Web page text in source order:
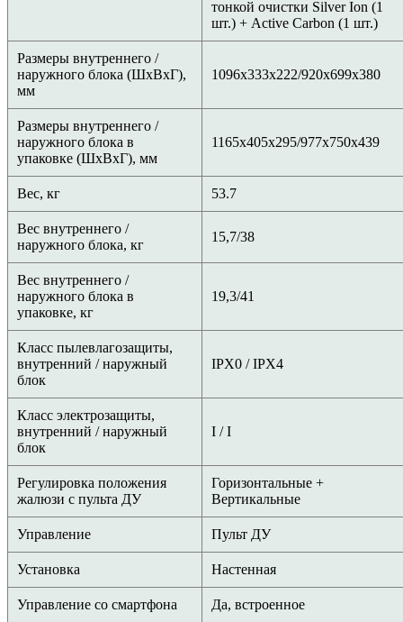
тонкой очистки Silver Ion (1
шт.) + Active Carbon (1 шт.)
Размеры внутреннего /
наружного блока (ШхВхГ),
мм
1096x333x222/920x699x380
Размеры внутреннего /
наружного блока в
упаковке (ШхВхГ), мм
1165x405x295/977x750x439
Вес, кг 53.7
Вес внутреннего /
наружного блока, кг
15,7/38
Вес внутреннего /
наружного блока в
упаковке, кг
19,3/41
Класс пылевлагозащиты,
внутренний / наружный
блок
IPX0 / IPX4
Класс электрозащиты,
внутренний / наружный
блок
I / I
Регулировка положения
жалюзи с пульта ДУ
Горизонтальные +
Вертикальные
Управление Пульт ДУ
Установка Настенная
Управление со смартфона Да, встроенное